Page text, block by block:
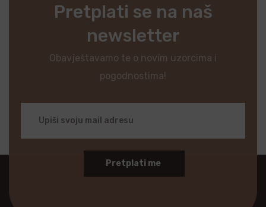
Pretplati se na naš
newsletter
Obavještavamo te o novim uzorcima i
pogodnostima!
Pretplati me